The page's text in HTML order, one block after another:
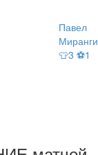
Павел
Миранги
👕3 ⚽1